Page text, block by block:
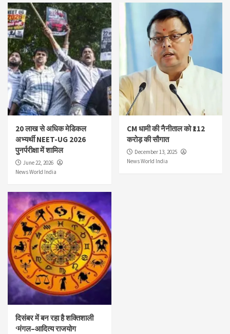
20 लाख से अधिक मेडिकल
अभ्यर्थी NEET-UG 2026
पुनर्परीक्षा में शामिल
June 22, 2026
News World India
CM धामी की नैनीताल को ₹112
करोड़ की सौगात
December 13, 2025
News World India
दिसंबर में बन रहा है शक्तिशाली
‘मंगल–आदित्य राजयोग